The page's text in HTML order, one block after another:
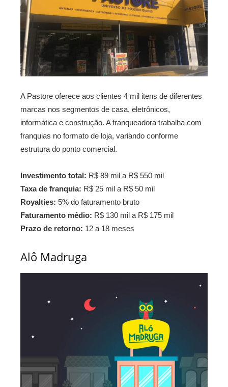
A Pastore oferece aos clientes 4 mil itens de diferentes
marcas nos segmentos de casa, eletrônicos,
informática e construção. A franqueadora trabalha com
franquias no formato de loja, variando conforme
estrutura do ponto comercial.
Investimento total: R$ 89 mil a R$ 550 mil
Taxa de franquia: R$ 25 mil a R$ 50 mil
Royalties: 5% do faturamento bruto
Faturamento médio: R$ 130 mil a R$ 175 mil
Prazo de retorno: 12 a 18 meses
Alô Madruga